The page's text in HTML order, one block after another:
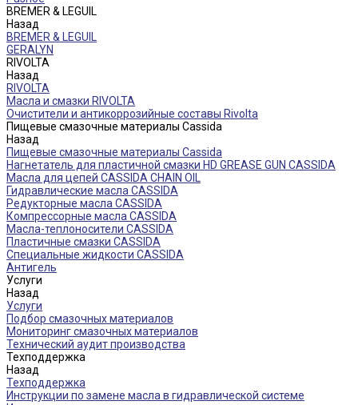
BREMER & LEGUIL
Назад
BREMER & LEGUIL
GERALYN
RIVOLTA
Назад
RIVOLTA
Масла и смазки RIVOLTA
Очистители и антикоррозийные составы Rivolta
Пищевые смазочные материалы Cassida
Назад
Пищевые смазочные материалы Cassida
Нагнетатель для пластичной смазки HD GREASE GUN CASSIDA
Масла для цепей CASSIDA CHAIN OIL
Гидравлические масла CASSIDA
Редукторные масла CASSIDA
Компрессорные масла CASSIDA
Масла-теплоносители CASSIDA
Пластичные смазки CASSIDA
Специальные жидкости CASSIDA
Антигель
Услуги
Назад
Услуги
Подбор смазочных материалов
Мониторинг смазочных материалов
Технический аудит производства
Техподдержка
Назад
Техподдержка
Инструкции по замене масла в гидравлической системе